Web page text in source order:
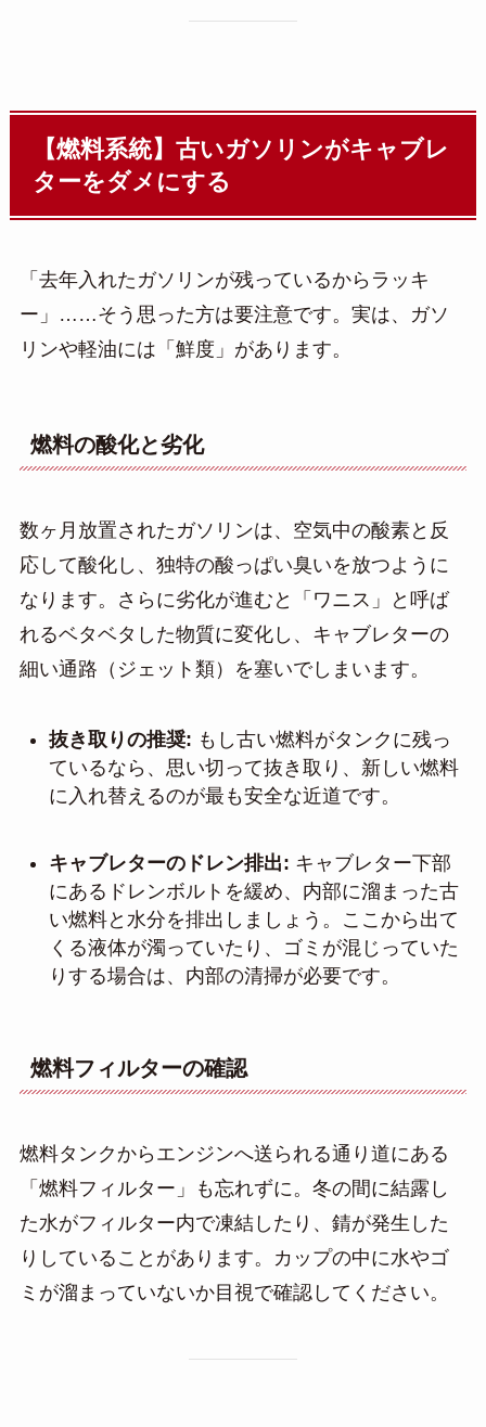
【燃料系統】古いガソリンがキャブレ
ターをダメにする
「去年入れたガソリンが残っているからラッキ
ー」……そう思った方は要注意です。実は、ガソ
リンや軽油には「鮮度」があります。
燃料の酸化と劣化
数ヶ月放置されたガソリンは、空気中の酸素と反
応して酸化し、独特の酸っぱい臭いを放つように
なります。さらに劣化が進むと「ワニス」と呼ば
れるベタベタした物質に変化し、キャブレターの
細い通路（ジェット類）を塞いでしまいます。
抜き取りの推奨: もし古い燃料がタンクに残っ
ているなら、思い切って抜き取り、新しい燃料
に入れ替えるのが最も安全な近道です。
キャブレターのドレン排出: キャブレター下部
にあるドレンボルトを緩め、内部に溜まった古
い燃料と水分を排出しましょう。ここから出て
くる液体が濁っていたり、ゴミが混じっていた
りする場合は、内部の清掃が必要です。
燃料フィルターの確認
燃料タンクからエンジンへ送られる通り道にある
「燃料フィルター」も忘れずに。冬の間に結露し
た水がフィルター内で凍結したり、錆が発生した
りしていることがあります。カップの中に水やゴ
ミが溜まっていないか目視で確認してください。